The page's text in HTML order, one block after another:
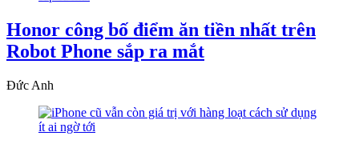
Honor công bố điểm ăn tiền nhất trên
Robot Phone sắp ra mắt
Đức Anh